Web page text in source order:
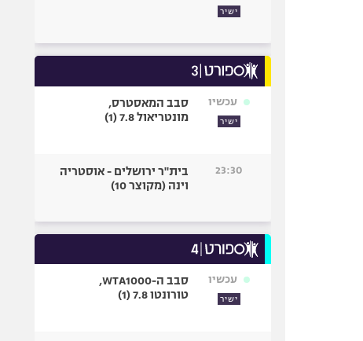
ישיר
עכשיו
ישיר
סבב המאסטרס,
מונטריאול 7.8 (1)
23:30
בית"ר ירושלים - אוסטריה
וינה (מקוצר 10)
עכשיו
ישיר
סבב ה-WTA1000,
טורונטו 7.8 (1)